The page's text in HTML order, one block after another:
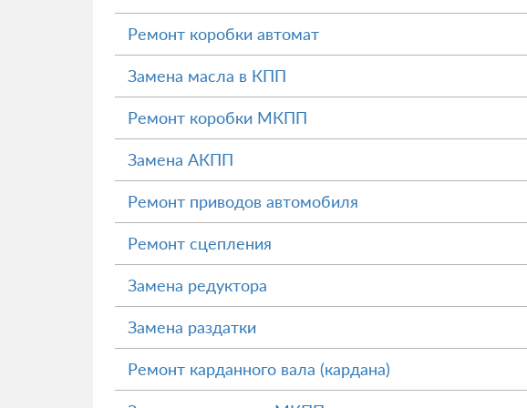
Ремонт коробки автомат
Замена масла в КПП
Ремонт коробки МКПП
Замена АКПП
Ремонт приводов автомобиля
Ремонт сцепления
Замена редуктора
Замена раздатки
Ремонт карданного вала (кардана)